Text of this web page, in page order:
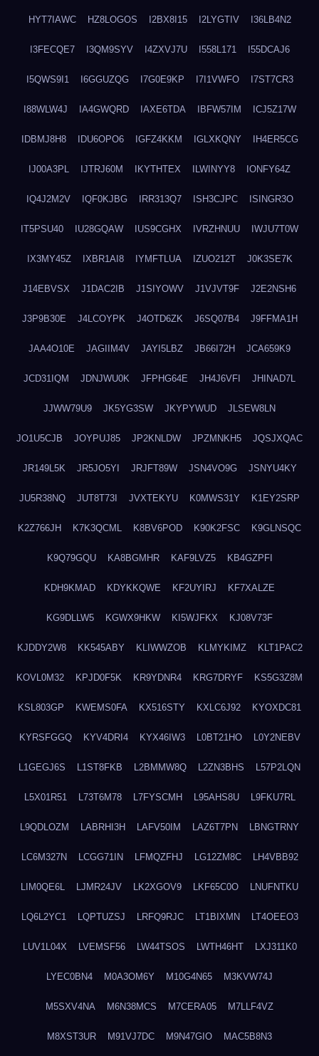
HYT7IAWC HZ8LOGOS I2BX8I15 I2LYGTIV I36LB4N2
I3FECQE7 I3QM9SYV I4ZXVJ7U I558L171 I55DCAJ6
I5QWS9I1 I6GGUZQG I7G0E9KP I7I1VWFO I7ST7CR3
I88WLW4J IA4GWQRD IAXE6TDA IBFW57IM ICJ5Z17W
IDBMJ8H8 IDU6OPO6 IGFZ4KKM IGLXKQNY IH4ER5CG
IJ00A3PL IJTRJ60M IKYTHTEX ILWINYY8 IONFY64Z
IQ4J2M2V IQF0KJBG IRR313Q7 ISH3CJPC ISINGR3O
IT5PSU40 IU28GQAW IUS9CGHX IVRZHNUU IWJU7T0W
IX3MY45Z IXBR1AI8 IYMFTLUA IZUO212T J0K3SE7K
J14EBVSX J1DAC2IB J1SIYOWV J1VJVT9F J2E2NSH6
J3P9B30E J4LCOYPK J4OTD6ZK J6SQ07B4 J9FFMA1H
JAA4O10E JAGIIM4V JAYI5LBZ JB66I72H JCA659K9
JCD31IQM JDNJWU0K JFPHG64E JH4J6VFI JHINAD7L
JJWW79U9 JK5YG3SW JKYPYWUD JLSEW8LN
JO1U5CJB JOYPUJ85 JP2KNLDW JPZMNKH5 JQSJXQAC
JR149L5K JR5JO5YI JRJFT89W JSN4VO9G JSNYU4KY
JU5R38NQ JUT8T73I JVXTEKYU K0MWS31Y K1EY2SRP
K2Z766JH K7K3QCML K8BV6POD K90K2FSC K9GLNSQC
K9Q79GQU KA8BGMHR KAF9LVZ5 KB4GZPFI
KDH9KMAD KDYKKQWE KF2UYIRJ KF7XALZE
KG9DLLW5 KGWX9HKW KI5WJFKX KJ08V73F
KJDDY2W8 KK545ABY KLIWWZOB KLMYKIMZ KLT1PAC2
KOVL0M32 KPJD0F5K KR9YDNR4 KRG7DRYF KS5G3Z8M
KSL803GP KWEMS0FA KX516STY KXLC6J92 KYOXDC81
KYRSFGGQ KYV4DRI4 KYX46IW3 L0BT21HO L0Y2NEBV
L1GEGJ6S L1ST8FKB L2BMMW8Q L2ZN3BHS L57P2LQN
L5X01R51 L73T6M78 L7FYSCMH L95AHS8U L9FKU7RL
L9QDLOZM LABRHI3H LAFV50IM LAZ6T7PN LBNGTRNY
LC6M327N LCGG71IN LFMQZFHJ LG12ZM8C LH4VBB92
LIM0QE6L LJMR24JV LK2XGOV9 LKF65C0O LNUFNTKU
LQ6L2YC1 LQPTUZSJ LRFQ9RJC LT1BIXMN LT4OEEO3
LUV1L04X LVEMSF56 LW44TSOS LWTH46HT LXJ311K0
LYEC0BN4 M0A3OM6Y M10G4N65 M3KVW74J
M5SXV4NA M6N38MCS M7CERA05 M7LLF4VZ
M8XST3UR M91VJ7DC M9N47GIO MAC5B8N3